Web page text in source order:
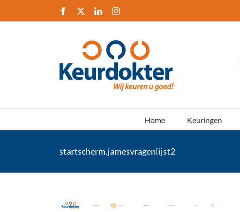
inhoud
Facebook LinkedInInstagram
Home Keuringen
startscherm.jamesvragenlijst2